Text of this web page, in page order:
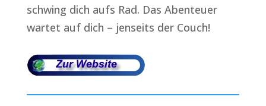
schwing dich aufs Rad. Das Abenteuer
wartet auf dich – jenseits der Couch!